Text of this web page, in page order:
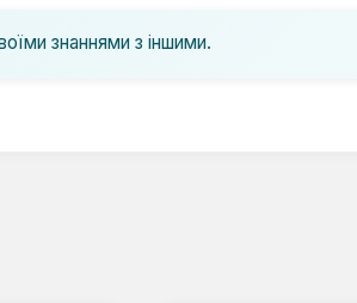
знаннями з іншими.